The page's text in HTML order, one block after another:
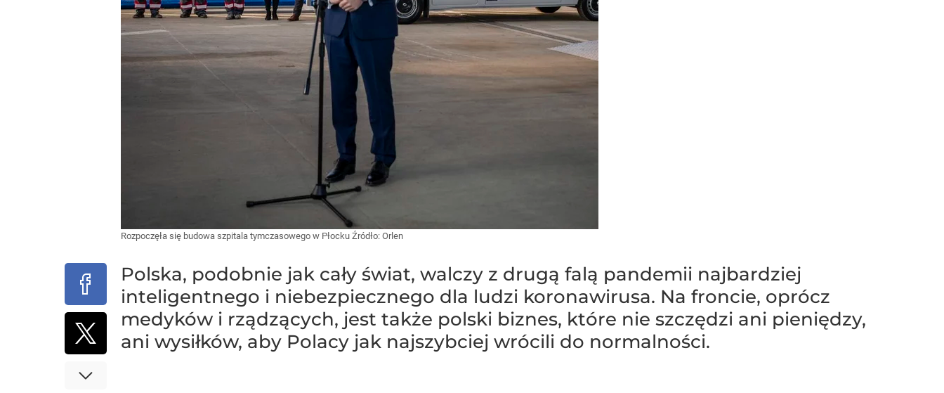
Rozpoczęła się budowa szpitala tymczasowego w Płocku Źródło: Orlen
Polska, podobnie jak cały świat, walczy z drugą falą pandemii najbardziej
inteligentnego i niebezpiecznego dla ludzi koronawirusa. Na froncie, oprócz
medyków i rządzących, jest także polski biznes, które nie szczędzi ani pieniędzy,
ani wysiłków, aby Polacy jak najszybciej wrócili do normalności.